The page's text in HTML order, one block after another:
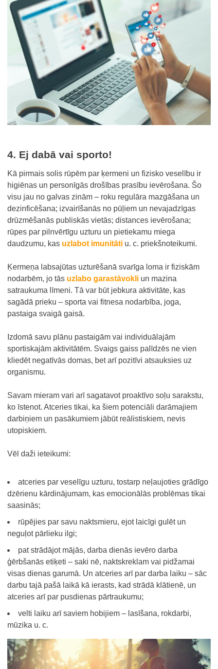
4. Ej dabā vai sporto!
Kā pirmais solis rūpēm par ķermeni un fizisko veselību ir
higiēnas un personīgās drošības prasību ievērošana. Šo
visu jau no galvas zinām – roku regulāra mazgāšana un
dezinficēšana; izvairīšanās no pūļiem un nevajadzīgas
drūzmēšanās publiskās vietās; distances ievērošana;
rūpes par pilnvērtīgu uzturu un pietiekamu miega
daudzumu, kas uzlabot imunitāti u. c. priekšnoteikumi.
Ķermeņa labsajūtas uzturēšanā svarīga loma ir fiziskām
nodarbēm, jo tās uzlabo garastāvokli un mazina
satraukuma līmeni. Tā var būt jebkura aktivitāte, kas
sagādā prieku – sporta vai fitnesa nodarbība, joga,
pastaiga svaigā gaisā.
Izdomā savu plānu pastaigām vai individuālajām
sportiskajām aktivitātēm. Svaigs gaiss palīdzēs ne vien
kliedēt negatīvās domas, bet arī pozitīvi atsauksies uz
organismu.
Savam mieram vari arī sagatavot proaktīvo soļu sarakstu,
ko īstenot. Atceries tikai, ka šiem potenciāli darāmajiem
darbiņiem un pasākumiem jābūt reālistiskiem, nevis
utopiskiem.
Vēl daži ieteikumi:
atceries par veselīgu uzturu, tostarp neļaujoties grādīgo
dzērienu kārdinājumam, kas emocionālās problēmas tikai
saasinās;
rūpējies par savu naktsmieru, ejot laicīgi gulēt un
neguļot pārlieku ilgi;
pat strādājot mājās, darba dienās ievēro darba
ģērbšanās etiķeti – saki nē, naktskreklam vai pidžamai
visas dienas garumā. Un atceries arī par darba laiku – sāc
darbu tajā pašā laikā kā ierasts, kad strādā klātienē, un
atceries arī par pusdienas pārtraukumu;
velti laiku arī saviem hobijiem – lasīšana, rokdarbi,
mūzika u. c.